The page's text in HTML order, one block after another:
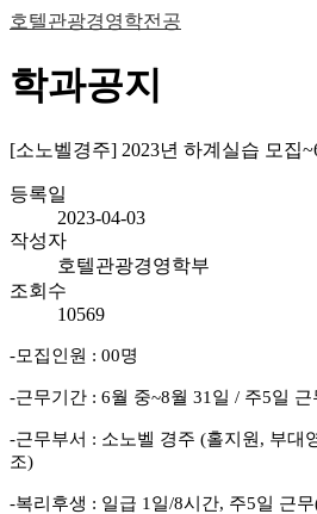
호텔관광경영학전공
학과공지
[소노벨경주] 2023년 하계실습 모집
등록일
2023-04-03
작성자
호텔관광경영학부
조회수
10569
-모집인원 : 00명
-근무기간 : 6월 중~8월 31일 / 주5일 근
-근무부서 : 소노벨 경주 (홀지원, 부대
조)
-복리후생 : 일급 1일/8시간, 주5일 근